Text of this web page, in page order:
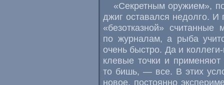
«Секретным оружием»,
джиг оставался недолго.
«безотказной»
по журналам, а рыба
очень быстро. Да и
клевые точки и
то бишь, — все. В этих
новое, постоянно